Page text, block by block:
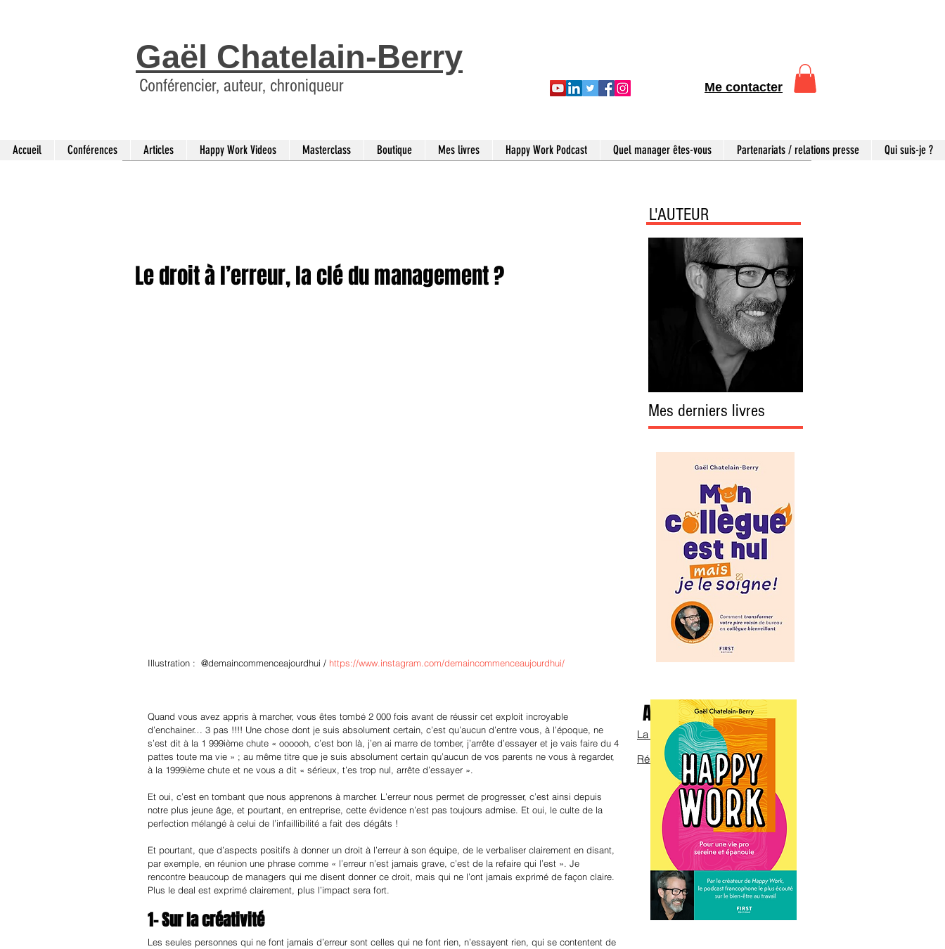
Gaël Chatelain-Berry
Conférencier, auteur, chroniqueur Me contacter
Accueil Conférences Articles Happy Work Videos Masterclass Boutique Mes livres Happy Work Podcast Quel manager êtes-vous Partenariats / relations presse Qui suis-je ?
Le droit à l’erreur, la clé du management ?
Illustration : @demaincommenceajourdhui / https://www.instagram.com/demaincommenceaujourdhui/
Quand vous avez appris à marcher, vous êtes tombé 2 000 fois avant de réussir cet exploit incroyable
d’enchainer… 3 pas !!!! Une chose dont je suis absolument certain, c’est qu’aucun d’entre vous, à l’époque, ne
s’est dit à la 1 999ième chute « oooooh, c’est bon là, j’en ai marre de tomber, j’arrête d’essayer et je vais faire du 4
pattes toute ma vie » ; au même titre que je suis absolument certain qu’aucun de vos parents ne vous à regarder,
à la 1999ième chute et ne vous a dit « sérieux, t’es trop nul, arrête d’essayer ».
Et oui, c’est en tombant que nous apprenons à marcher. L’erreur nous permet de progresser, c’est ainsi depuis
notre plus jeune âge, et pourtant, en entreprise, cette évidence n’est pas toujours admise. Et oui, le culte de la
perfection mélangé à celui de l’infaillibilité a fait des dégâts !
Et pourtant, que d’aspects positifs à donner un droit à l’erreur à son équipe, de le verbaliser clairement en disant,
par exemple, en réunion une phrase comme « l’erreur n’est jamais grave, c’est de la refaire qui l’est ». Je
rencontre beaucoup de managers qui me disent donner ce droit, mais qui ne l’ont jamais exprimé de façon claire.
Plus le deal est exprimé clairement, plus l’impact sera fort.
1- Sur la créativité
Les seules personnes qui ne font jamais d’erreur sont celles qui ne font rien, n’essayent rien, qui se contentent de
La bande annonce
Avec Bob sur scène
Réservez les billets
L'AUTEUR
Mes derniers livres